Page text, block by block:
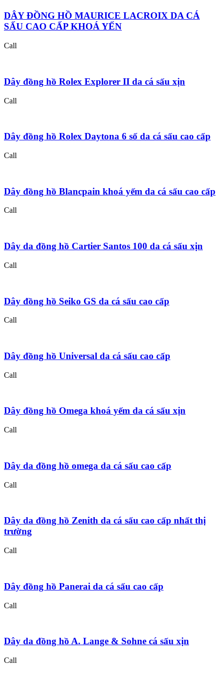
DÂY ĐỒNG HỒ MAURICE LACROIX DA CÁ
SẤU CAO CẤP KHOÁ YẾN
Call
Dây đồng hồ Rolex Explorer II da cá sấu xịn
Call
Dây đồng hồ Rolex Daytona 6 số da cá sấu cao cấp
Call
Dây đồng hồ Blancpain khoá yếm da cá sấu cao cấp
Call
Dây da đồng hồ Cartier Santos 100 da cá sấu xịn
Call
Dây đồng hồ Seiko GS da cá sấu cao cấp
Call
Dây đồng hồ Universal da cá sấu cao cấp
Call
Dây đồng hồ Omega khoá yếm da cá sấu xịn
Call
Dây da đồng hồ omega da cá sấu cao cấp
Call
Dây da đồng hồ Zenith da cá sấu cao cấp nhất thị
trường
Call
Dây đồng hồ Panerai da cá sấu cao cấp
Call
Dây da đồng hồ A. Lange & Sohne cá sấu xịn
Call